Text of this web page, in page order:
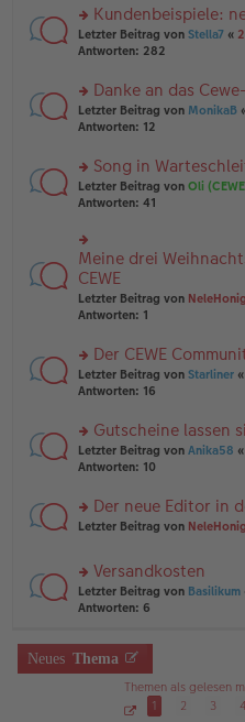
gB
ei
tr
g
n
g
el
e
n
er
tr
a
g
rs
te
n
g
el
e
n
er
tr
a
g
Kundenbeispiele:
Letzter Beitrag von Stella7 «
Antworten: 282
rs
te
n
g
el
e
n
er
B
ei
tr
g
Danke an das
Letzter Beitrag von MonikaB
Antworten: 12
rs
te
u
n
g
el
es
e
er
B
ei
tr
g
Song in
Letzter Beitrag von Oli
Antworten: 41
rs
te
r
u
n
el
es
e
B
ei
tr
g
Meine drei
CEWE
Letzter Beitrag von NeleHonig
Antworten: 1
rs
te
n
g
el
e
n
ei
tr
a
Der CEWE
Letzter Beitrag von Starliner «
Antworten: 16
rs
te
n
g
es
e
n
er
ei
tr
Gutscheine lassen
Letzter Beitrag von Anika58 «
Antworten: 10
rs
u
n
g
es
e
n
Der neue Editor in
Letzter Beitrag von NeleHonig
rs
te
n
g
Versandkosten
Letzter Beitrag von Basilikum
Antworten: 6
Neues Thema
Themen als gelesen
1 2 3 4